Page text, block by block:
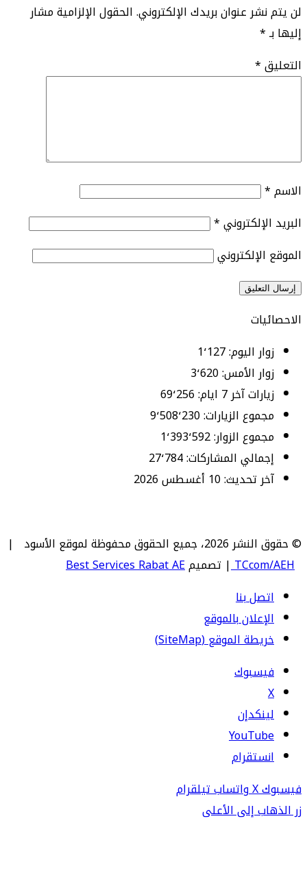
لن يتم نشر عنوان بريدك الإلكتروني.الحقول الإلزامية مشار
إليها بـ*
التعليق*
الاسم*
البريد الإلكتروني*
الموقع الإلكتروني
الاحصائيات
زوار اليوم:1٬127
زوار الأمس:3٬620
زيارات آخر 7 ايام:
69٬256
مجموع الزيارات:9٬508٬230
مجموع الزوار:1٬393٬592
إجمالي المشاركات:27٬784
آخر تحديث:10 أغسطس 2026
© حقوق النشر 2026، جميع الحقوق محفوظة لموقع الأسود |
TCcom/AEH | تصميمBest Services Rabat AE
اتصل بنا
الإعلان بالموقع
خريطة الموقع (SiteMap)
فيسبوك
‫X
لينكدإن
‫YouTube
انستقرام
فيسبوك‫Xواتسابتيلقرام
زر الذهاب إلى الأعلى